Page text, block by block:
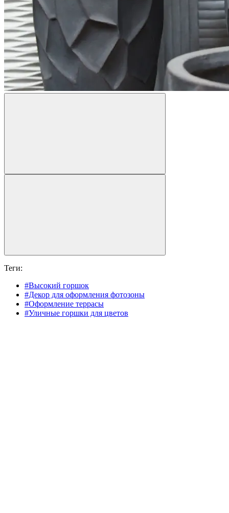
Теги:
#Высокий горшок
#Декор для оформления фотозоны
#Оформление террасы
#Уличные горшки для цветов